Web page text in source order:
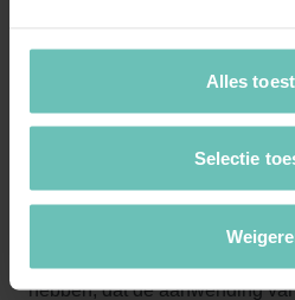
Alles
Selectie
kennelijk berust op het
ten huwelijk aangebrachte
lening van € 35.692,- geacht
peildatum nog integraal open te
hebben, dat de aanwending